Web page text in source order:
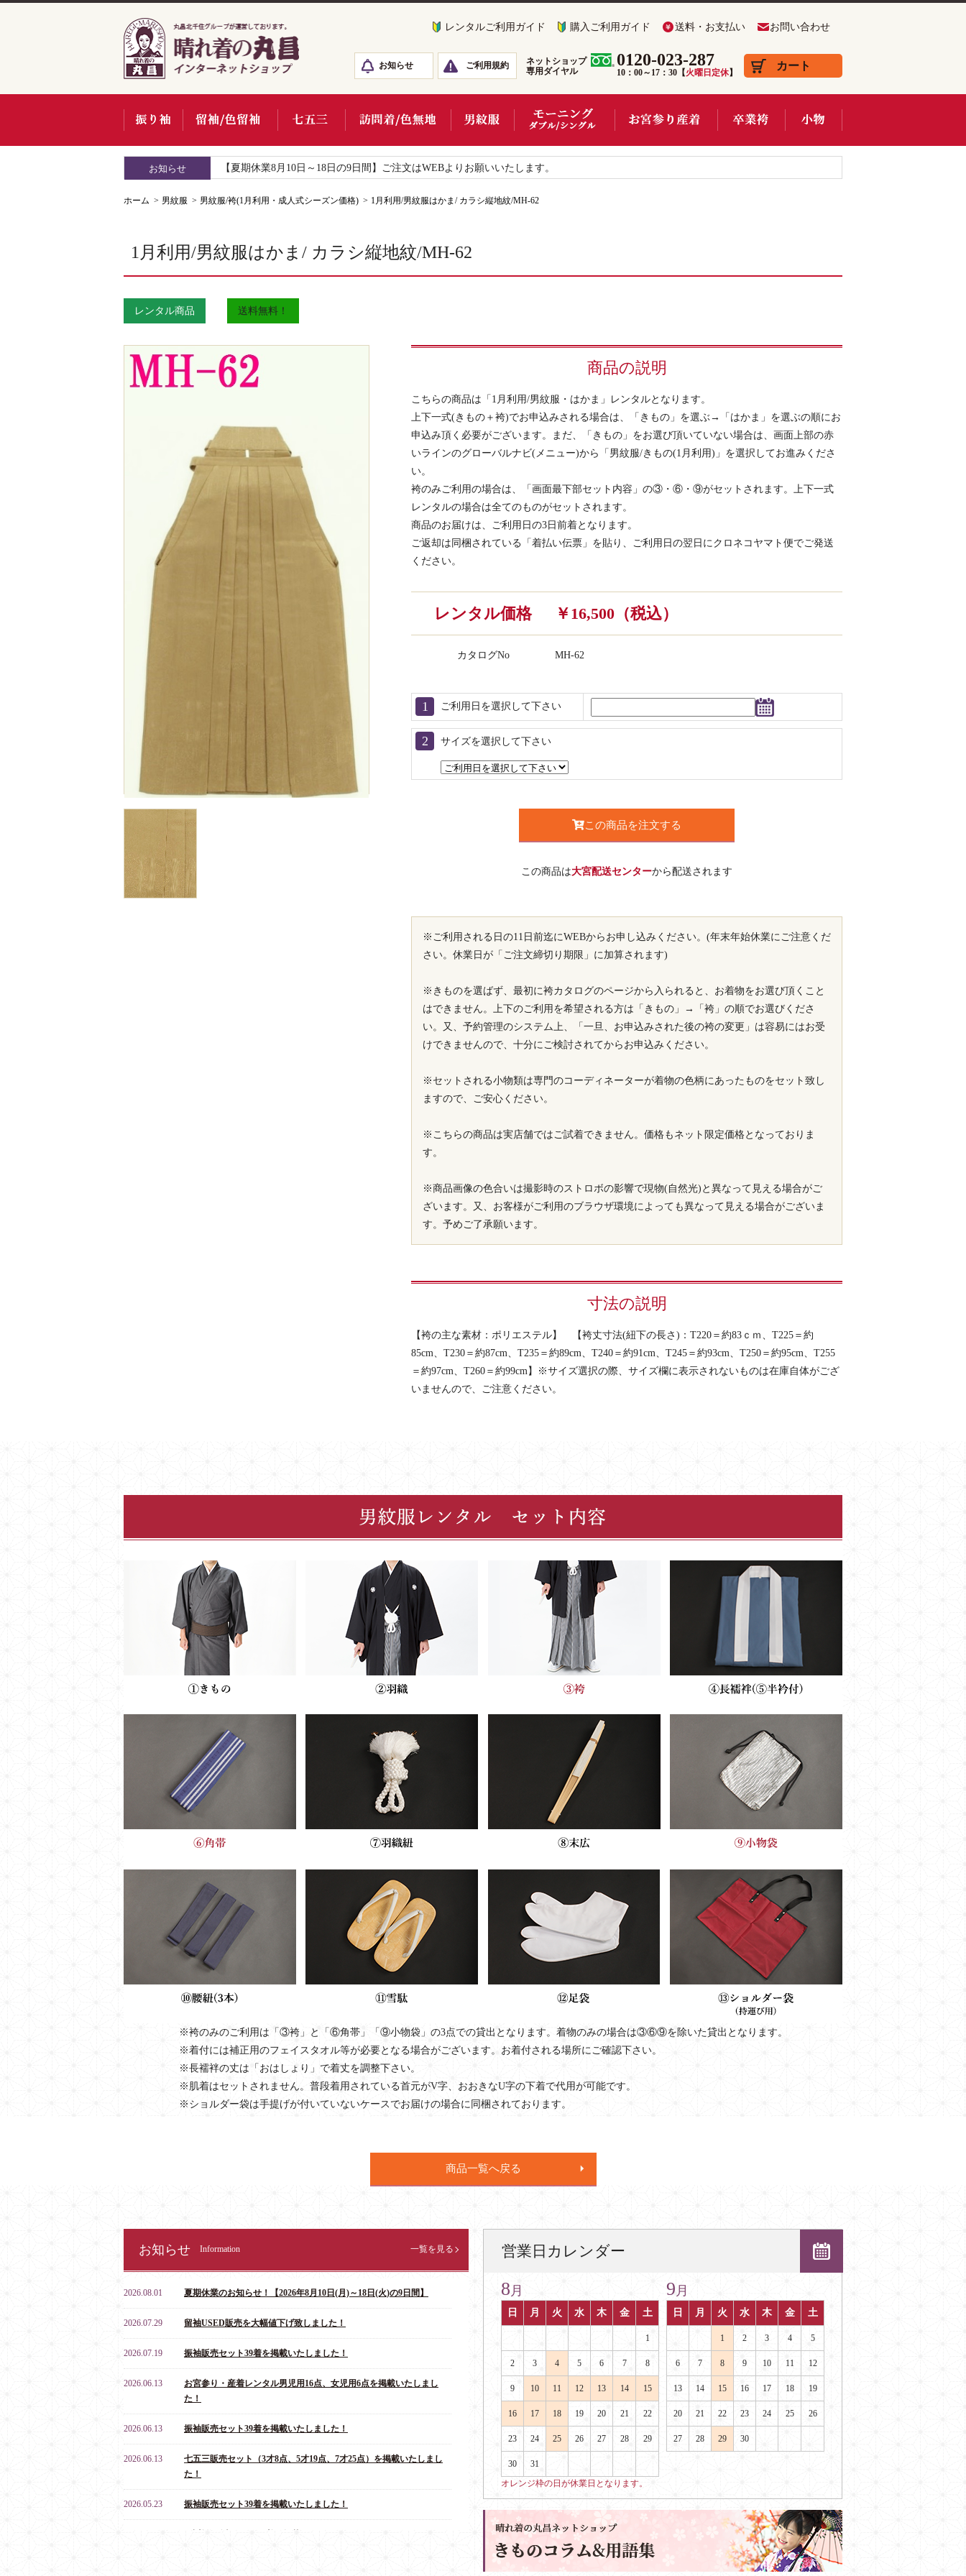
レンタルご利用ガイド 購入ご利用ガイド 送料・お支払い お問い合わせ
お知らせ ご利用規約
ネットショップ
専用ダイヤル
0120-023-287
10：00～17：30【火曜日定休】
カート
お知らせ 【夏期休業8月10日～18日の9日間】ご注文はWEBよりお願いいたします。
ホーム 男紋服 男紋服/袴(1月利用・成人式シーズン価格) 1月利用/男紋服はかま/ カラシ縦地紋/MH-62
1月利用/男紋服はかま/ カラシ縦地紋/MH-62
レンタル商品 送料無料！
商品の説明
こちらの商品は「1月利用/男紋服・はかま」レンタルとなります。
上下一式(きもの＋袴)でお申込みされる場合は、「きもの」を選ぶ→「はかま」を選ぶの順にお
申込み頂く必要がございます。まだ、「きもの」をお選び頂いていない場合は、画面上部の赤
いラインのグローバルナビ(メニュー)から「男紋服/きもの(1月利用)」を選択してお進みくださ
い。
袴のみご利用の場合は、「画面最下部セット内容」の③・⑥・⑨がセットされます。上下一式
レンタルの場合は全てのものがセットされます。
商品のお届けは、ご利用日の3日前着となります。
ご返却は同梱されている「着払い伝票」を貼り、ご利用日の翌日にクロネコヤマト便でご発送
ください。
レンタル価格 ￥16,500（税込）
カタログNo MH-62
ご利用日を選択して下さい
サイズを選択して下さい
この商品を注文する
この商品は大宮配送センターから配送されます
※ご利用される日の11日前迄にWEBからお申し込みください。(年末年始休業にご注意くだ
さい。休業日が「ご注文締切り期限」に加算されます)
※きものを選ばず、最初に袴カタログのページから入られると、お着物をお選び頂くこと
はできません。上下のご利用を希望される方は「きもの」→「袴」の順でお選びくださ
い。又、予約管理のシステム上、「一旦、お申込みされた後の袴の変更」は容易にはお受
けできませんので、十分にご検討されてからお申込みください。
※セットされる小物類は専門のコーディネーターが着物の色柄にあったものをセット致し
ますので、ご安心ください。
※こちらの商品は実店舗ではご試着できません。価格もネット限定価格となっておりま
す。
※商品画像の色合いは撮影時のストロボの影響で現物(自然光)と異なって見える場合がご
ざいます。又、お客様がご利用のブラウザ環境によっても異なって見える場合がございま
す。予めご了承願います。
寸法の説明
【袴の主な素材：ポリエステル】 【袴丈寸法(紐下の長さ)：T220＝約83ｃｍ、T225＝約
85cm、T230＝約87cm、T235＝約89cm、T240＝約91cm、T245＝約93cm、T250＝約95cm、T255
＝約97cm、T260＝約99cm】※サイズ選択の際、サイズ欄に表示されないものは在庫自体がござ
いませんので、ご注意ください。
※袴のみのご利用は「③袴」と「⑥角帯」「⑨小物袋」の3点での貸出となります。着物のみの場合は③⑥⑨を除いた貸出となります。
※着付には補正用のフェイスタオル等が必要となる場合がございます。お着付される場所にご確認下さい。
※長襦袢の丈は「おはしょり」で着丈を調整下さい。
※肌着はセットされません。普段着用されている首元がV字、おおきなU字の下着で代用が可能です。
※ショルダー袋は手提げが付いていないケースでお届けの場合に同梱されております。
商品一覧へ戻る
営業日カレンダー
8 月
日 月 火 水 木 金 土
1
2 3 4 5 6 7 8
9 10 11 12 13 14 15
16 17 18 19 20 21 22
23 24 25 26 27 28 29
30
31
オレンジ枠の日が休業日となります。
9 月
日 月 火 水 木 金 土
1 2 3 4 5
6 7 8 9 10 11 12
13 14 15 16 17 18 19
20 21 22 23 24 25 26
27 28 29 30
お知らせ Information 一覧を見る
2026.08.01 夏期休業のお知らせ！【2026年8月10日(月)～18日(火)の9日間】
2026.07.29 留袖USED販売を大幅値下げ致しました！
2026.07.19 振袖販売セット39着を掲載いたしました！
2026.06.13
お宮参り・産着レンタル男児用16点、女児用6点を掲載いたしまし
た！
2026.06.13 振袖販売セット39着を掲載いたしました！
2026.06.13
七五三販売セット（3才8点、5才19点、7才25点）を掲載いたしまし
た！
2026.05.23 振袖販売セット39着を掲載いたしました！